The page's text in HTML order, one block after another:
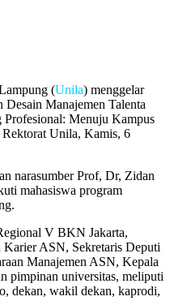
(Unila) menggelar
Desain Manajemen Talenta
Menuju Kampus
Rektorat Unila, Kamis, 6
narasumber Prof, Dr, Zidan
mahasiswa program
V BKN Jakarta,
Karier ASN, Sekretaris Deputi
Manajemen ASN, Kepala
pimpinan universitas, meliputi
dekan, wakil dekan, kaprodi,